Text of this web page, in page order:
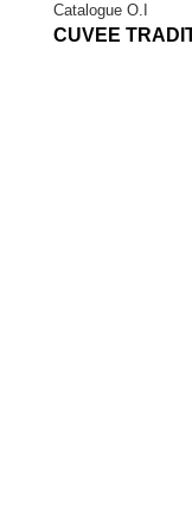
Catalogue O.I
CUVEE